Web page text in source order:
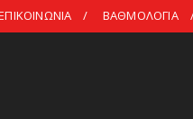
ΒΑΘΜΟΛΟΓΙΑ